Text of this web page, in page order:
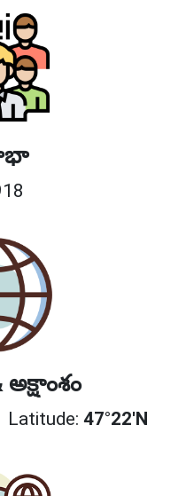
Latitude: 47°22'N